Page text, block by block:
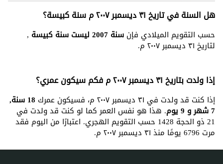
هل السنة في تاريخ ٣١ ديسمبر ٢٠٠٧ م سنة كبيسة؟
حسب التقويم الميلادي فإن سنة 2007 ليست سنة كبيسة ,
لتاريخ ٣١ ديسمبر ٢٠٠٧ م.
إذا ولدت بتاريخ ٣١ ديسمبر ٢٠٠٧ م فكم سيكون عمري؟
إذا كنت قد ولدت في ٣١ ديسمبر ٢٠٠٧ م، فسيكون عمرك 18 سنة,
7 شهر و 9 يوم . هذا هو نفس العمر كما لو كنت قد ولدت في
21 ذو الحجة 1428 حسب التقويم الهجري. اعتبارًا من اليوم فقد
مرت 6796 يومًا منذ ٣١ ديسمبر ٢٠٠٧ م.